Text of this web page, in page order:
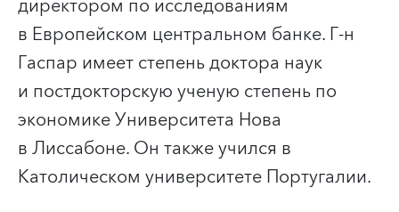
директором по исследованиям
в Европейском центральном банке. Г-н
Гаспар имеет степень доктора наук
и постдокторскую ученую степень по
экономике Университета Нова
в Лиссабоне. Он также учился в
Католическом университете Португалии.